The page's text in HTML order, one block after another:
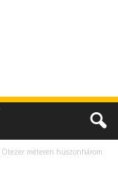
Ötezer méteren huszonhárom